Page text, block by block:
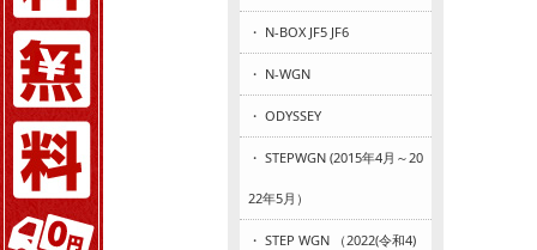
・ N-BOX JF5 JF6
・ N-WGN
・ ODYSSEY
・ STEPWGN (2015年4月～20
22年5月）
・ STEP WGN （2022(令和4)